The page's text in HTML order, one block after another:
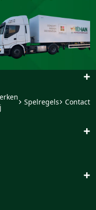
+
Spelregels Contact
+
+